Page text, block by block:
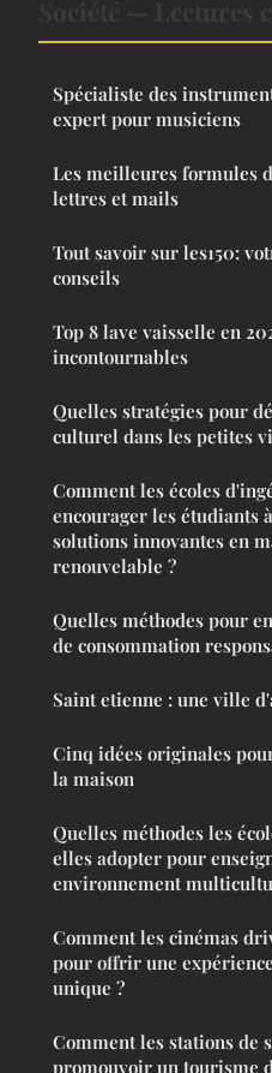
Spécialiste des
expert pour musiciens
Les meilleures formules
lettres et mails
Tout savoir sur les150:
conseils
Top 8 lave vaisselle en
incontournables
Quelles stratégies pour
culturel dans les petites
Comment les écoles
encourager les étudiants
solutions innovantes en
renouvelable ?
Quelles méthodes pour
de consommation
Saint etienne : une ville
Cinq idées originales
la maison
Quelles méthodes les
elles adopter pour
environnement
Comment les cinémas
pour offrir une
unique ?
Comment les stations de
promouvoir un tourisme